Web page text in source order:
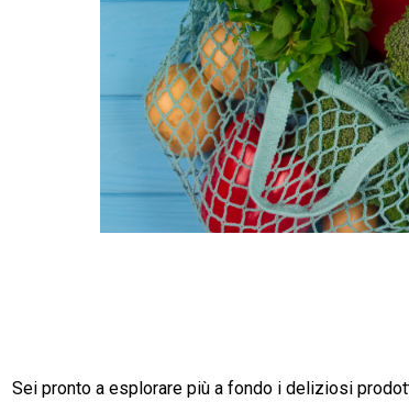
Sei pronto a esplorare più a fondo i deliziosi